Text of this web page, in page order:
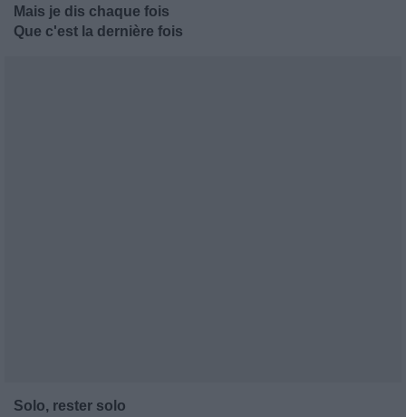
Mais je dis chaque fois
Que c'est la dernière fois
Solo, rester solo